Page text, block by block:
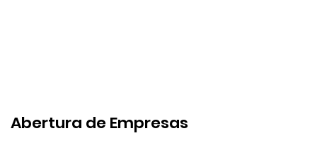
Abertura de Empresas